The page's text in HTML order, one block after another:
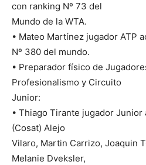
con ranking Nº 73 del
Mundo de la WTA.
• Mateo Martínez jugador ATP
Nº 380 del mundo.
• Preparador físico de
Profesionalismo y Circuito
Junior:
• Thiago Tirante jugador Junior
(Cosat) Alejo
Vilaro, Martin Carrizo, Joaquin
Melanie Dveksler,